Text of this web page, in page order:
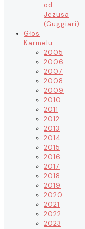
od
Jezusa
(Guggiari)
Głos
Karmelu
2005
2006
2007
2008
2009
2010
2011
2012
2013
2014
2015
2016
2017
2018
2019
2020
2021
2022
2023